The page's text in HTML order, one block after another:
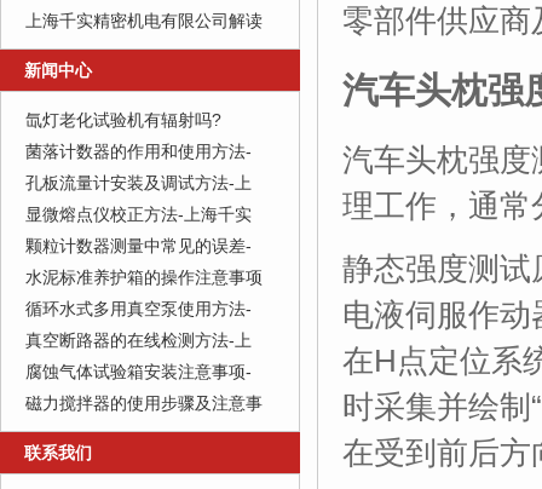
上海千实精密机电有限公司解读
新闻中心
氙灯老化试验机有辐射吗?
菌落计数器的作用和使用方法-
孔板流量计安装及调试方法-上
显微熔点仪校正方法-上海千实
颗粒计数器测量中常见的误差-
水泥标准养护箱的操作注意事项
循环水式多用真空泵使用方法-
真空断路器的在线检测方法-上
腐蚀气体试验箱安装注意事项-
磁力搅拌器的使用步骤及注意事
联系我们
零部件供应
汽车头枕强
汽车头枕强度
理工作，通常
静态强度测试
电液伺服作
在H点定位系
时采集并绘
在受到前后方